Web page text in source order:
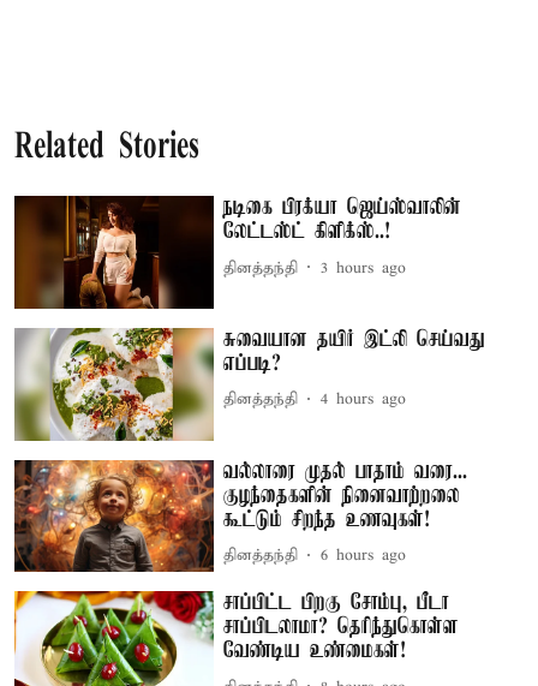
Related Stories
நடிகை பிரக்யா ஜெய்ஸ்வாலின்
லேட்டஸ்ட் கிளிக்ஸ்..!
தினத்தந்தி 3 hours ago
சுவையான தயிர் இட்லி செய்வது
எப்படி?
தினத்தந்தி 4 hours ago
வல்லாரை முதல் பாதாம் வரை...
குழந்தைகளின் நினைவாற்றலை
கூட்டும் சிறந்த உணவுகள்!
தினத்தந்தி 6 hours ago
சாப்பிட்ட பிறகு சோம்பு, பீடா
சாப்பிடலாமா? தெரிந்துகொள்ள
வேண்டிய உண்மைகள்!